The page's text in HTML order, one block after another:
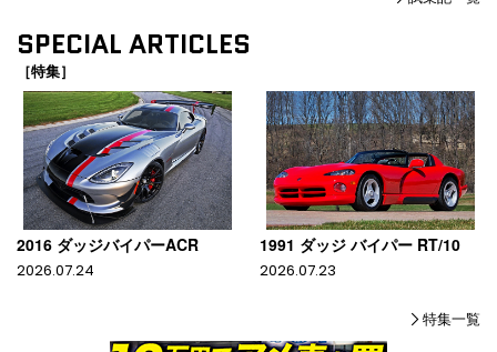
SPECIAL ARTICLES
［特集］
2016 ダッジバイパーACR
2026.07.24
1991 ダッジ バイパー RT/10
2026.07.23
特集一覧